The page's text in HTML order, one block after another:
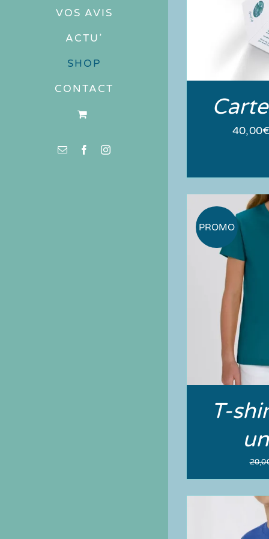
VOS AVIS
ACTU’
SHOP
CONTACT
Email FacebookInstagram
40,00€
PROMO
T-